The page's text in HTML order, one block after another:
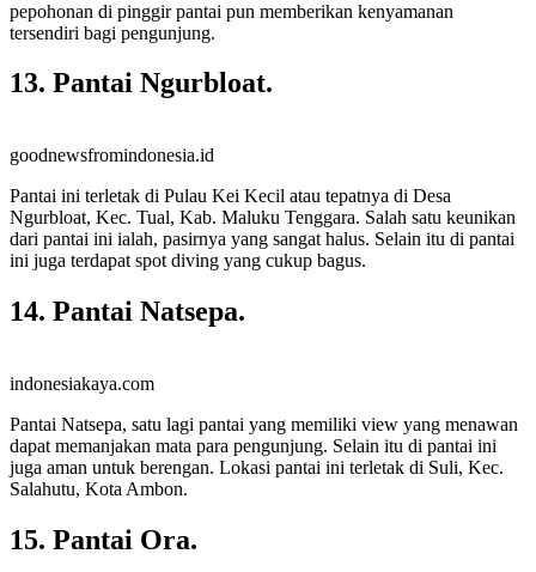
pepohonan di pinggir pantai pun memberikan kenyamanan
tersendiri bagi pengunjung.
13. Pantai Ngurbloat.
goodnewsfromindonesia.id
Pantai ini terletak di Pulau Kei Kecil atau tepatnya di Desa
Ngurbloat, Kec. Tual, Kab. Maluku Tenggara. Salah satu keunikan
dari pantai ini ialah, pasirnya yang sangat halus. Selain itu di pantai
ini juga terdapat spot diving yang cukup bagus.
14. Pantai Natsepa.
indonesiakaya.com
Pantai Natsepa, satu lagi pantai yang memiliki view yang menawan
dapat memanjakan mata para pengunjung. Selain itu di pantai ini
juga aman untuk berengan. Lokasi pantai ini terletak di Suli, Kec.
Salahutu, Kota Ambon.
15. Pantai Ora.